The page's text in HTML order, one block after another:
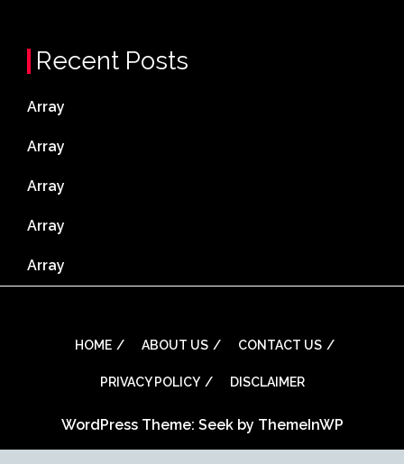
Recent Posts
Array
Array
Array
Array
Array
HOME ABOUT US CONTACT US
PRIVACY POLICY DISCLAIMER
WordPress Theme: Seek by ThemeInWP